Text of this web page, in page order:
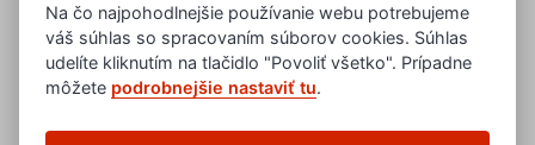
www.evropska-databanka.cz
Na čo najpohodlnejšie používanie webu potrebujeme
váš súhlas so spracovaním súborov cookies. Súhlas
udelíte kliknutím na tlačidlo "Povoliť všetko". Prípadne
môžete podrobnejšie nastaviť tu.